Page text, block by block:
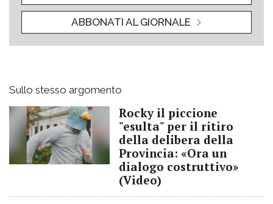
ABBONATI AL GIORNALE
Sullo stesso argomento
Rocky il piccione
"esulta" per il ritiro
della delibera della
Provincia: «Ora un
dialogo costruttivo»
(Video)